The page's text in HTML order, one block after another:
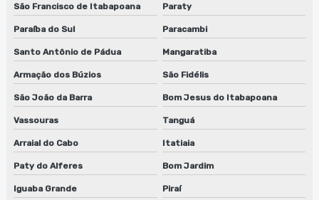
Fábrica de guilhotina para clichês
Fábrica de guilhotina para clichês em jundiaí
Fábrica de guilhotina para clichês em sp
Fábrica de lavadora anilox em jundiaí
Fábrica de lavadora anilox em são paulo
Fábrica de lavadora anilox em sp
São Francisco de Itabapoana Paraty
Paraíba do Sul Paracambi
Santo Antônio de Pádua Mangaratiba
Armação dos Búzios São Fidélis
São João da Barra Bom Jesus do Itabapoana
Vassouras Tanguá
Arraial do Cabo Itatiaia
Paty do Alferes Bom Jardim
Iguaba Grande Piraí